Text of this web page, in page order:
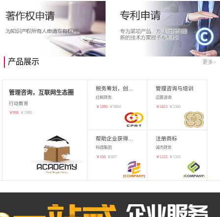
产品展示 更多>
管理咨询，互联网生态圈
行动教育
￥998 ￥ 1980
红枫财务
￥ 1890 ￥5864
管理咨询与培训
迈晨咨询
￥ 1623 ￥2360
科德集团
￥456 ￥887
注册商标
诚杰财务
￥ 1233 ￥ 1345